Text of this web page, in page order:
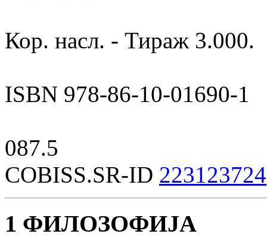
Кор. насл. - Тираж 3.000.
ISBN 978-86-10-01690-1
087.5
COBISS.SR-ID 223123724
1 ФИЛОЗОФИЈА